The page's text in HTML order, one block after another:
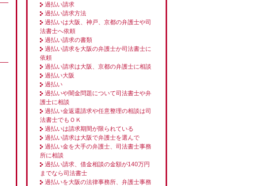
過払い請求
過払い請求方法
過払いは大阪、神戸、京都の弁護士や司
法書士へ依頼
過払い請求の書類
過払い請求を大阪の弁護士か司法書士に
依頼
過払い請求は大阪、京都の弁護士に相談
過払い大阪
過払い
過払いや闇金問題について司法書士や弁
護士に相談
過払い金返還請求や任意整理の相談は司
法書士でもＯＫ
過払いは請求期間が限られている
過払い請求は大阪で弁護士を選んで
過払い金を大手の弁護士、司法書士事務
所に相談
過払い請求、借金相談の金額が140万円
までなら司法書士
過払いを大阪の法律事務所、弁護士事務